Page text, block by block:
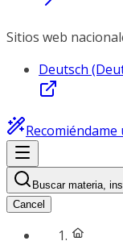
Sitios web
Deutsch
Recomiéndame
Buscar materia,
Cancel